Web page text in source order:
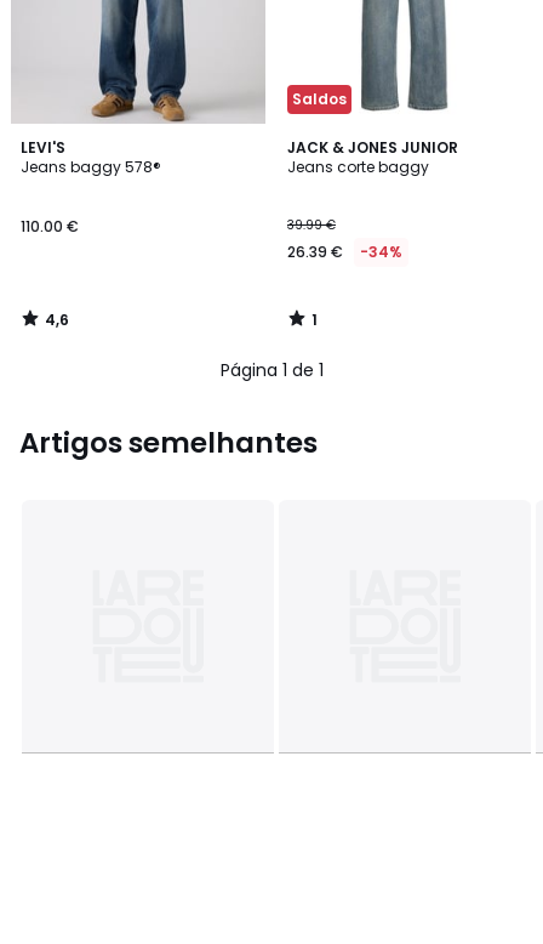
LEVI'S
Jeans baggy 578®
110.00 €
4,6
/ 5
4,6
/
Saldos
JACK & JONES JUNIOR
Jeans corte baggy
39.99 €
26.39 € -34%
1
/
1
/
Página 1 de 1
Artigos semelhantes